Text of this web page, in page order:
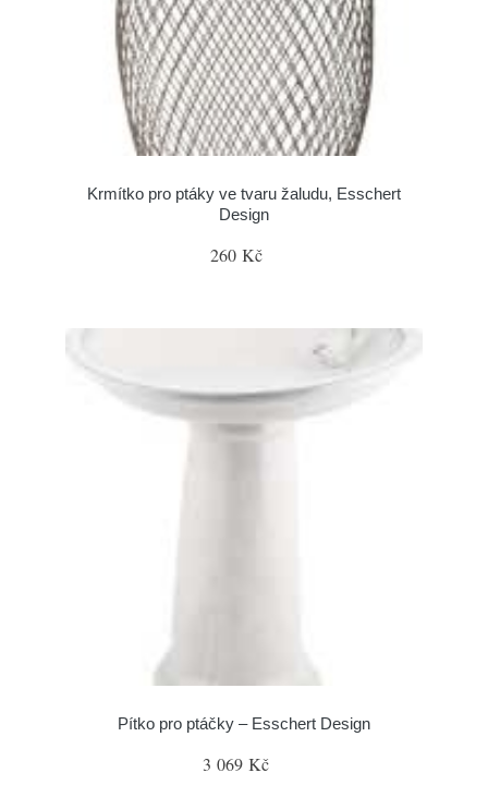
Krmítko pro ptáky ve tvaru žaludu, Esschert
Design
260 Kč
Pítko pro ptáčky – Esschert Design
3 069 Kč